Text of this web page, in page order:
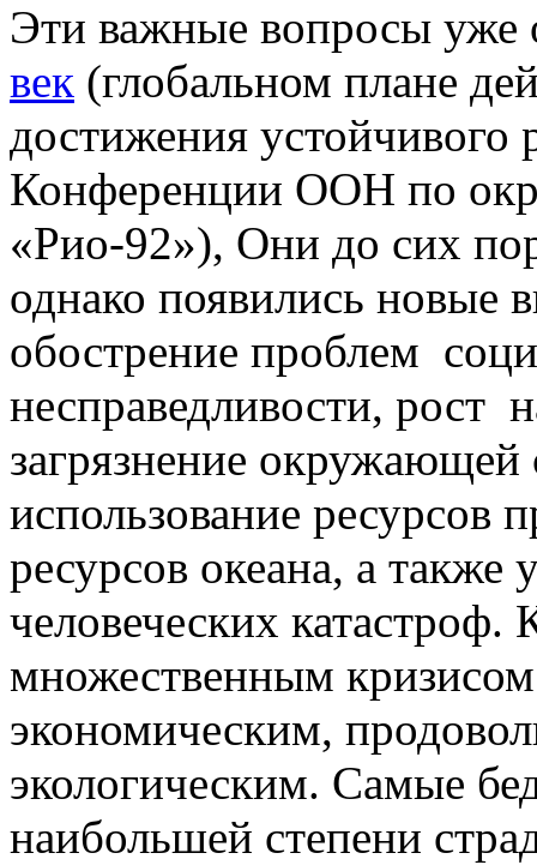
Эти важные вопросы
век (глобальном плане
достижения устойчивого
Конференции ООН по
«Рио-92»), Они до сих
однако появились новые
обострение проблем
несправедливости, рост
загрязнение
использование ресурсов
ресурсов океана, а
человеческих катастроф.
множественным
экономическим,
экологическим. Самые
наибольшей степени